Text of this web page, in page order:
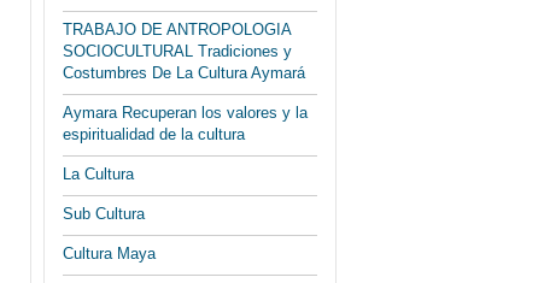
TRABAJO DE ANTROPOLOGIA
SOCIOCULTURAL Tradiciones y
Costumbres De La Cultura Aymará
Aymara Recuperan los valores y la
espiritualidad de la cultura
La Cultura
Sub Cultura
Cultura Maya